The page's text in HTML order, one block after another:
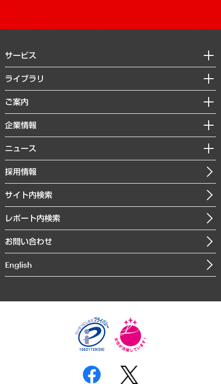
サービス
経営戦略
組織・人事戦略
デジタルイノベーション
共生・ダイバーシティ
GRC（ガバナンス・リスク・コンプライアンス）・防災（政策）
経済・産業・雇用・労働
まちづくり・観光・交通・スポーツ・スマートシティ
自然資源・農林水産業・食料システム
ライブラリ
経済調査
レポート
コラム
経営用語集
受託・受注実績（官公庁関連）
メディア掲載・出演
ご案内
セミナー・イベント情報
MUFGビジネスセミナー
受託案件情報
企業情報
私たちの想い
社長メッセージ
会社概要
沿革
組織図・本部部室紹介
インドネシア現地法人
個人情報保護方針
反社会的勢力に対する基本方針
ニュース
ニュースリリース
お知らせ
採用情報
サイト内検索
レポート内検索
お問い合わせ
English